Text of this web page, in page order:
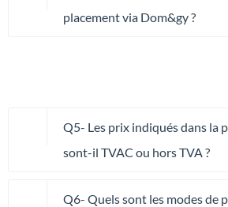
placement via Dom&gy ?
Q5- Les prix indiqués dans la
sont-il TVAC ou hors TVA ?
Q6- Quels sont les modes de